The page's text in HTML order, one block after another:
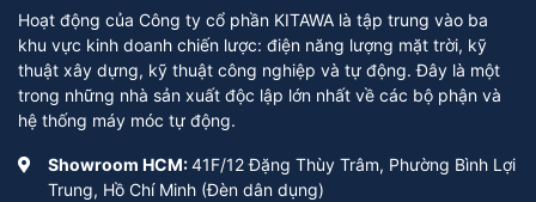
Hoạt động của Công ty cổ phần KITAWA là tập trung vào ba
khu vực kinh doanh chiến lược: điện năng lượng mặt trời, kỹ
thuật xây dựng, kỹ thuật công nghiệp và tự động. Đây là một
trong những nhà sản xuất độc lập lớn nhất về các bộ phận và
hệ thống máy móc tự động.
Showroom HCM:41F/12 Đặng Thùy Trâm, Phường Bình Lợi
Trung, Hồ Chí Minh (Đèn dân dụng)